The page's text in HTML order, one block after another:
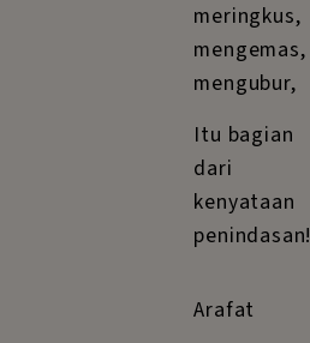
meringkus,
mengemas,
mengubur,
Itu bagian
dari
kenyataan
penindasan!
Arafat